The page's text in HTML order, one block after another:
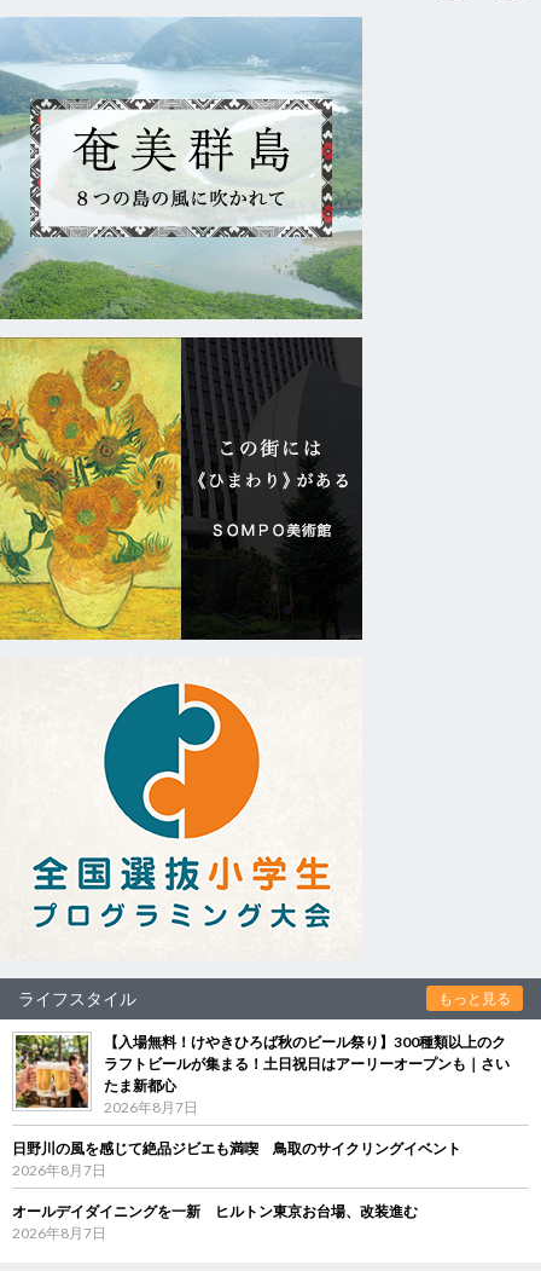
ライフスタイル もっと見る
【入場無料！けやきひろば秋のビール祭り】300種類以上のク
ラフトビールが集まる！土日祝日はアーリーオープンも｜さい
たま新都心
2026年8月7日
日野川の風を感じて絶品ジビエも満喫 鳥取のサイクリングイベント
2026年8月7日
オールデイダイニングを一新 ヒルトン東京お台場、改装進む
2026年8月7日